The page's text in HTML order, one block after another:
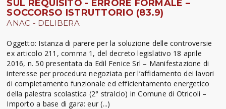
SUL REQUISITO - ERRORE FORMALE –
SOCCORSO ISTRUTTORIO (83.9)
ANAC - DELIBERA
Oggetto: Istanza di parere per la soluzione delle controversie
ex articolo 211, comma 1, del decreto legislativo 18 aprile
2016, n. 50 presentata da Edil Fenice Srl – Manifestazione di
interesse per procedura negoziata per l’affidamento dei lavori
di completamento funzionale ed efficientamento energetico
della palestra scolastica (2° stralcio) in Comune di Otricoli –
Importo a base di gara: eur (...)